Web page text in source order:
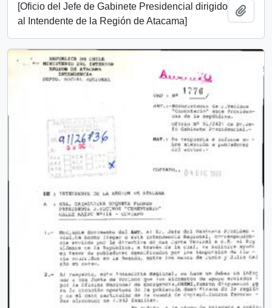
[Oficio del Jefe de Gabinete Presidencial dirigido
al Intendente de la Región de Atacama]